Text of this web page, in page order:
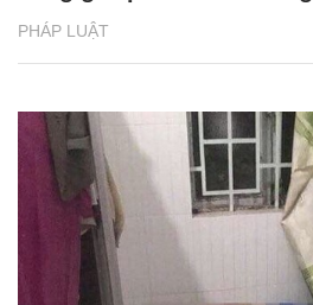
PHÁP LUẬT